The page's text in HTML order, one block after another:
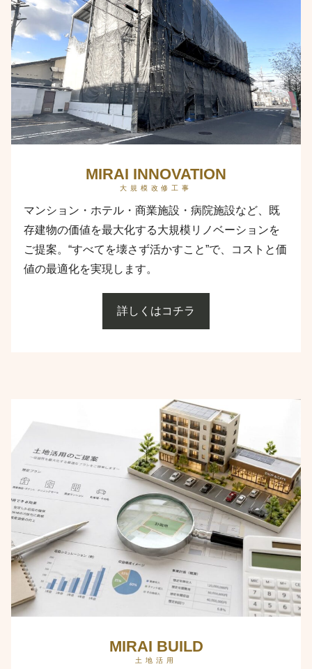
MIRAI INNOVATION
大規模改修工事
マンション・ホテル・商業施設・病院施設など、既
存建物の価値を最大化する大規模リノベーションを
ご提案。“すべてを壊さず活かすこと”で、コストと価
値の最適化を実現します。
詳しくはコチラ
MIRAI BUILD
土地活用